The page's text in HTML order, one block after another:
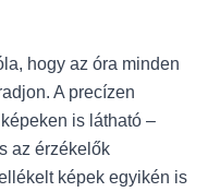
hogy az óra minden
A precízen
is látható –
az érzékelők
képek egyikén is